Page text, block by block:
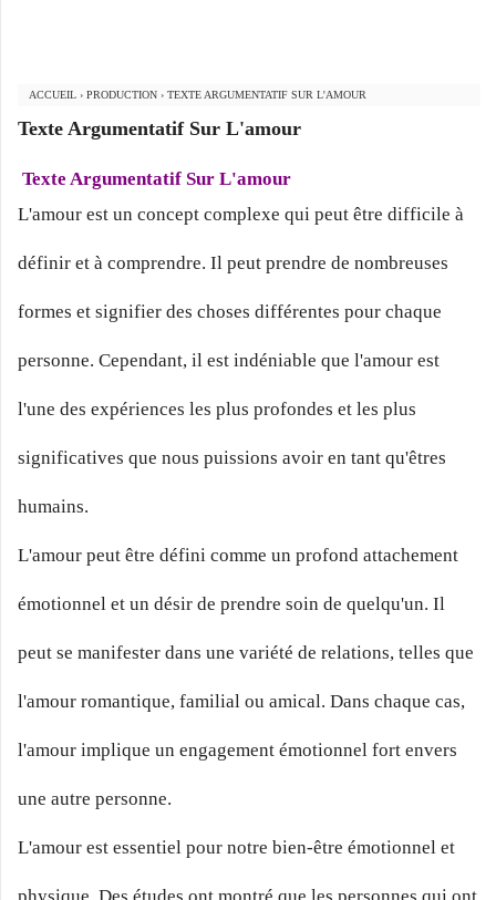
ACCUEIL › PRODUCTION › TEXTE ARGUMENTATIF SUR L'AMOUR
Texte Argumentatif Sur L'amour
Texte Argumentatif Sur L'amour
L'amour est un concept complexe qui peut être difficile à
définir et à comprendre. Il peut prendre de nombreuses
formes et signifier des choses différentes pour chaque
personne. Cependant, il est indéniable que l'amour est
l'une des expériences les plus profondes et les plus
significatives que nous puissions avoir en tant qu'êtres
humains.
L'amour peut être défini comme un profond attachement
émotionnel et un désir de prendre soin de quelqu'un. Il
peut se manifester dans une variété de relations, telles que
l'amour romantique, familial ou amical. Dans chaque cas,
l'amour implique un engagement émotionnel fort envers
une autre personne.
L'amour est essentiel pour notre bien-être émotionnel et